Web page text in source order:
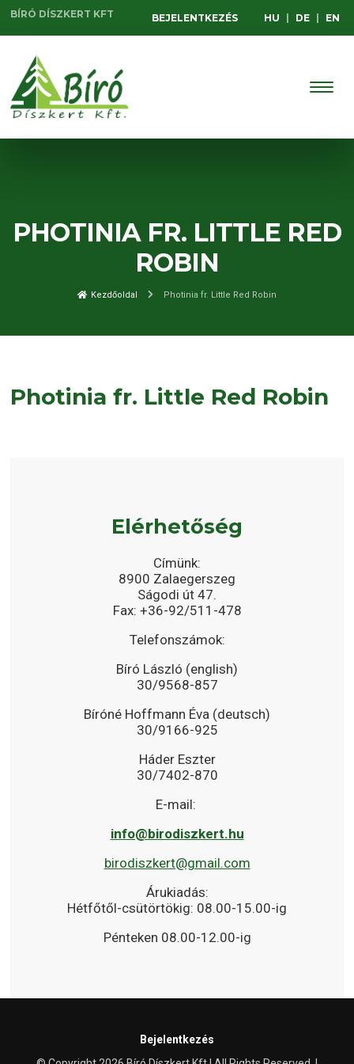
BÍRÓ DÍSZKERT KFT BEJELENTKEZÉS HU DE EN
PHOTINIA FR. LITTLE RED
ROBIN
Kezdőoldal Photinia fr. Little Red Robin
Photinia fr. Little Red Robin
Elérhetőség
Címünk:
8900 Zalaegerszeg
Ságodi út 47.
Fax: +36-92/511-478
Telefonszámok:
Bíró László (english)
30/9568-857
Bíróné Hoffmann Éva (deutsch)
30/9166-925
Háder Eszter
30/7402-870
E-mail:
info@birodiszkert.hu
birodiszkert@gmail.com
Árukiadás:
Hétfőtől-csütörtökig: 08.00-15.00-ig
Pénteken 08.00-12.00-ig
Bejelentkezés